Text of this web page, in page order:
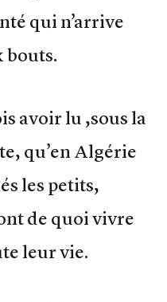
qui n’arrive
bouts.
avoir lu ,sous la
qu’en Algérie
les petits,
de quoi vivre
leur vie.